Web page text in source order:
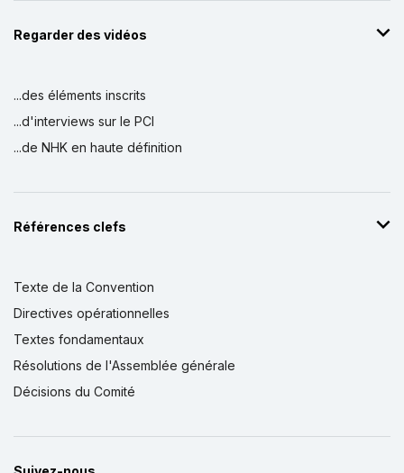
Regarder des vidéos
...des éléments inscrits
...d'interviews sur le PCI
...de NHK en haute définition
Références clefs
Texte de la Convention
Directives opérationnelles
Textes fondamentaux
Résolutions de l'Assemblée générale
Décisions du Comité